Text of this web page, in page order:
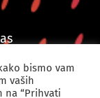
bismo vam
vaših
“Prihvati